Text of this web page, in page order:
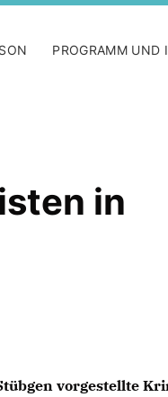
PROGRAMM UND
in
vorgestellte